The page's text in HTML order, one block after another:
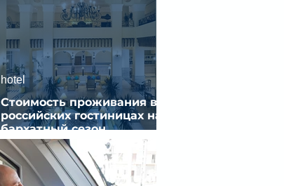
Стоимость проживания в
российских гостиницах на
бархатный сезон
снизилась на 9%
hotel